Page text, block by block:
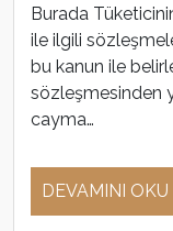
Burada
ile ilgili
bu kanun ile
sözleşmesinden
cayma…
DEVAMINI OKU